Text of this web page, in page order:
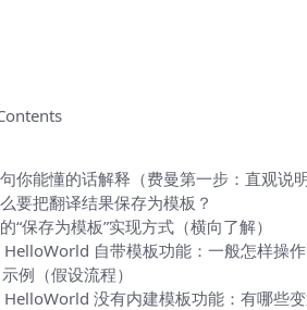
你能懂的话解释（费曼第一步：直观说明
要把翻译结果保存为模板？
“保存为模板”实现方式（横向了解）
自带模板功能：一般怎样操作
示例（假设流程）
HelloWorld 没有内建模板功能：有哪些